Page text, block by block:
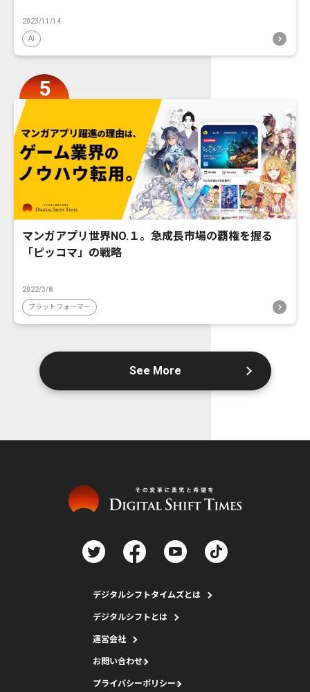
2023/11/14
AI
マンガアプリ世界NO.１。急成長市場の覇権を握る
「ピッコマ」の戦略
2022/3/8
プラットフォーマー
See More
デジタルシフトタイムズとは
デジタルシフトとは
運営会社
お問い合わせ
プライバシーポリシー